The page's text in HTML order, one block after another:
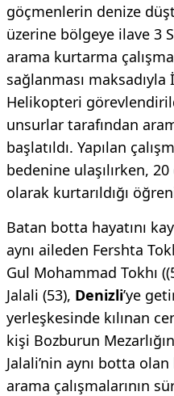
göçmenlerin denize
üzerine bölgeye ilave 3
arama kurtarma
sağlanması
Helikopteri
unsurlar tarafından
başlatıldı. Yapılan
bedenine ulaşılırken,
olarak kurtarıldığı
Batan botta hayatını
aynı aileden Fershta
Gul Mohammad Tokhı
Jalali (53), Denizli’ye
yerleşkesinde kılınan
kişi Bozburun
Jalali’nin aynı botta
arama çalışmalarının